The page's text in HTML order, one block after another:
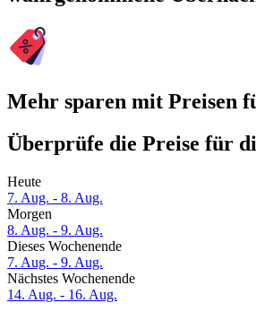
Mehr sparen mit Preisen
Überprüfe die Preise für
Heute
7. Aug. - 8. Aug.
Morgen
8. Aug. - 9. Aug.
Dieses Wochenende
7. Aug. - 9. Aug.
Nächstes Wochenende
14. Aug. - 16. Aug.